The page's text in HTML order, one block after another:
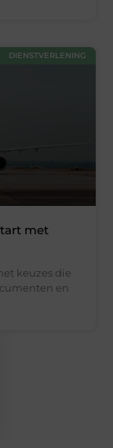
DIENSTVERLENING
met
keuzes die
en